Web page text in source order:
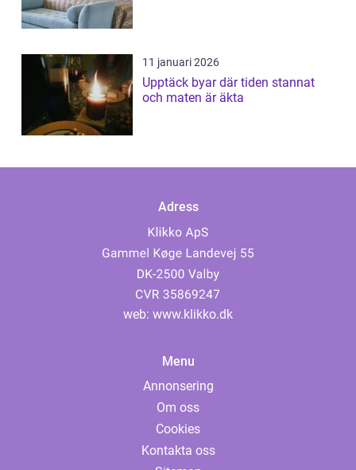
11 januari 2026
Upptäck byar där tiden stannat
och maten är äkta
Adress
web: www.klikko.dk
Menu
Annonsering
Om oss
Cookies
Kontakta oss